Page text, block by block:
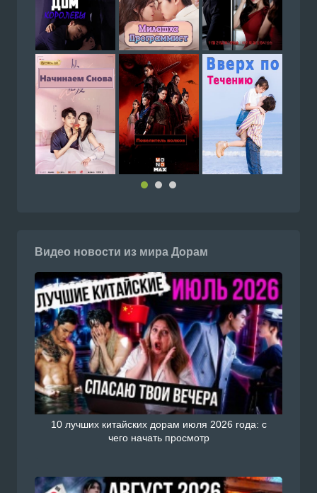
Видео новости из мира Дорам
10 лучших китайских дорам июля 2026 года: с
чего начать просмотр